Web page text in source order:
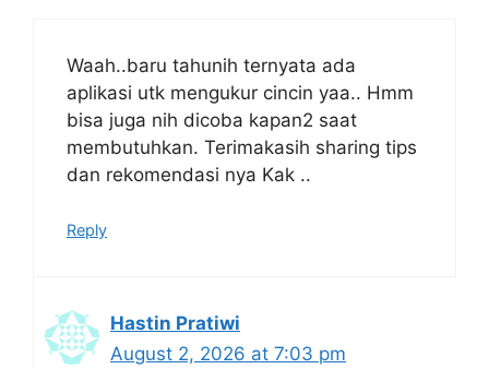
Waah..baru tahunih ternyata ada
aplikasi utk mengukur cincin yaa.. Hmm
bisa juga nih dicoba kapan2 saat
membutuhkan. Terimakasih sharing tips
dan rekomendasi nya Kak ..
Reply
Hastin Pratiwi
August 2, 2026 at 7:03 pm